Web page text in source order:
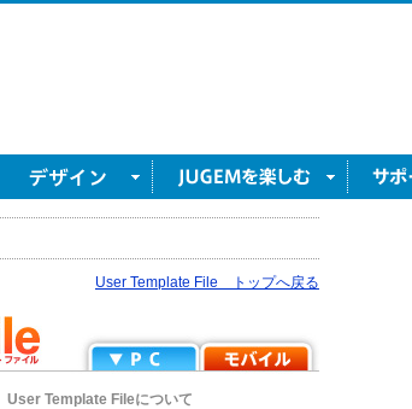
User Template File トップへ戻る
User Template Fileについて